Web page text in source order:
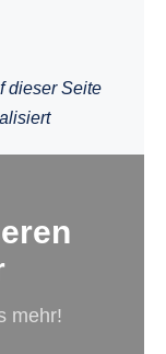
dieser Seite
mehr!